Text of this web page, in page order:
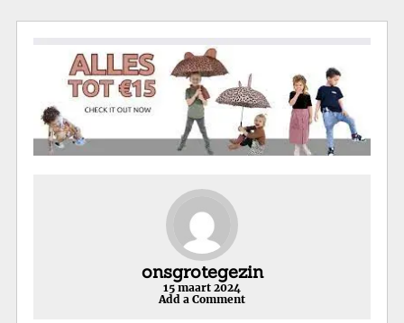
onsgrotegezin
15 maart 2024
Add a Comment